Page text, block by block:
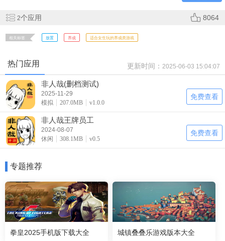
2个应用 8064
相关标签 放置 养成 适合女生玩的养成类游戏
热门应用 更新时间： 2025-06-03 15:04:07
非人哉(删档测试)
2025-11-29
模拟
207.0MB v1.0.0
免费查看
非人哉王牌员工
2024-08-07
休闲
308.1MB v0.5
免费查看
专题推荐
拳皇2025手机版下载大全 城镇叠叠乐游戏版本大全